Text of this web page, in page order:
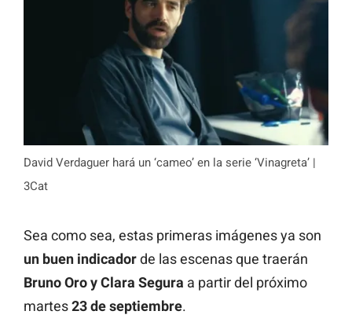
David Verdaguer hará un ‘cameo’ en la serie ‘Vinagreta’ |
3Cat
Sea como sea, estas primeras imágenes ya son
un buen indicadorde las escenas que traerán
Bruno Oro y Clara Segura a partir del próximo
martes23 de septiembre.